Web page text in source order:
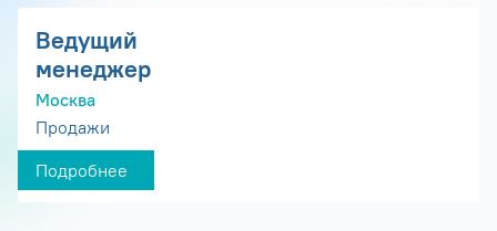
Ведущий
менеджер
Москва
Продажи
Подробнее